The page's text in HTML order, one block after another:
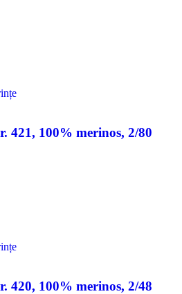
421, 100% merinos, 2/80
420, 100% merinos, 2/48